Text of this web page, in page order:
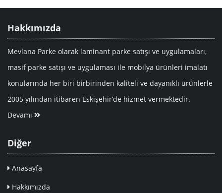
Hakkımızda
Mevlana Parke olarak laminant parke satışı ve uygulamaları,
masif parke satışı ve uygulaması ile mobilya ürünleri imalatı
konularında her biri birbirinden kaliteli ve dayanıklı ürünlerle
2005 yılından itibaren Eskişehir’de hizmet vermektedir.
Devamı
Diğer
Anasayfa
Hakkımızda